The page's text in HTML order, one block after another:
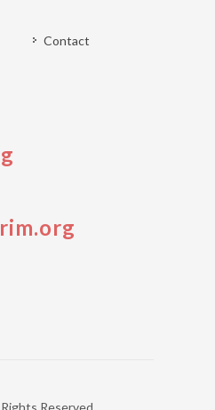
Contact
Reserved